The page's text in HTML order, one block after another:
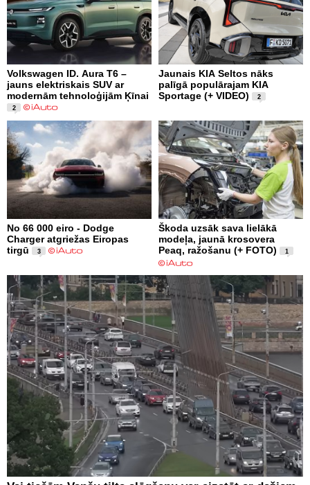
Volkswagen ID. Aura T6 –
jauns elektriskais SUV ar
modernām tehnoloģijām Ķīnai
2
Jaunais KIA Seltos nāks
palīgā populārajam KIA
Sportage (+ VIDEO)
2
No 66 000 eiro - Dodge
Charger atgriežas Eiropas
tirgū
3
Škoda uzsāk sava lielākā
modeļa, jaunā krosovera
Peaq, ražošanu (+ FOTO)
1